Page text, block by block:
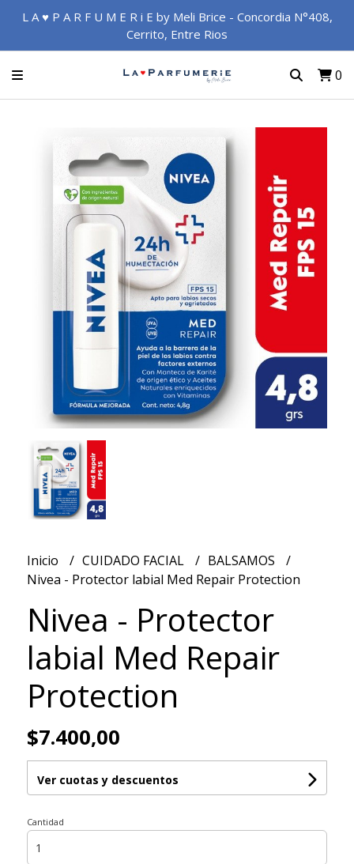
L A ♥ P A R F U M E R i E by Meli Brice - Concordia N°408,
Cerrito, Entre Rios
0
Inicio CUIDADO FACIAL
BALSAMOS
Nivea - Protector labial Med Repair Protection
Nivea - Protector
labial Med Repair
Protection
$7.400,00
Ver cuotas y descuentos
Cantidad